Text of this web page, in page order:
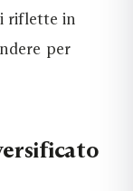
riflette in
per